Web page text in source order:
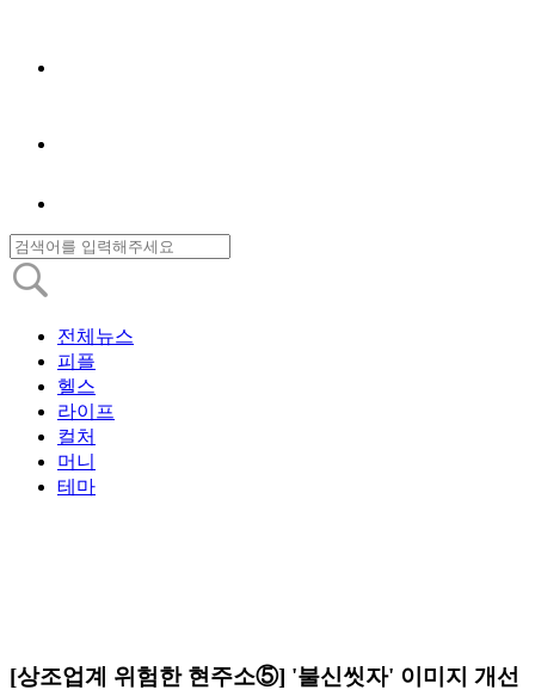
전체뉴스
피플
헬스
라이프
컬처
머니
테마
[상조업계 위험한 현주소⑤] '불신씻자' 이미지 개선